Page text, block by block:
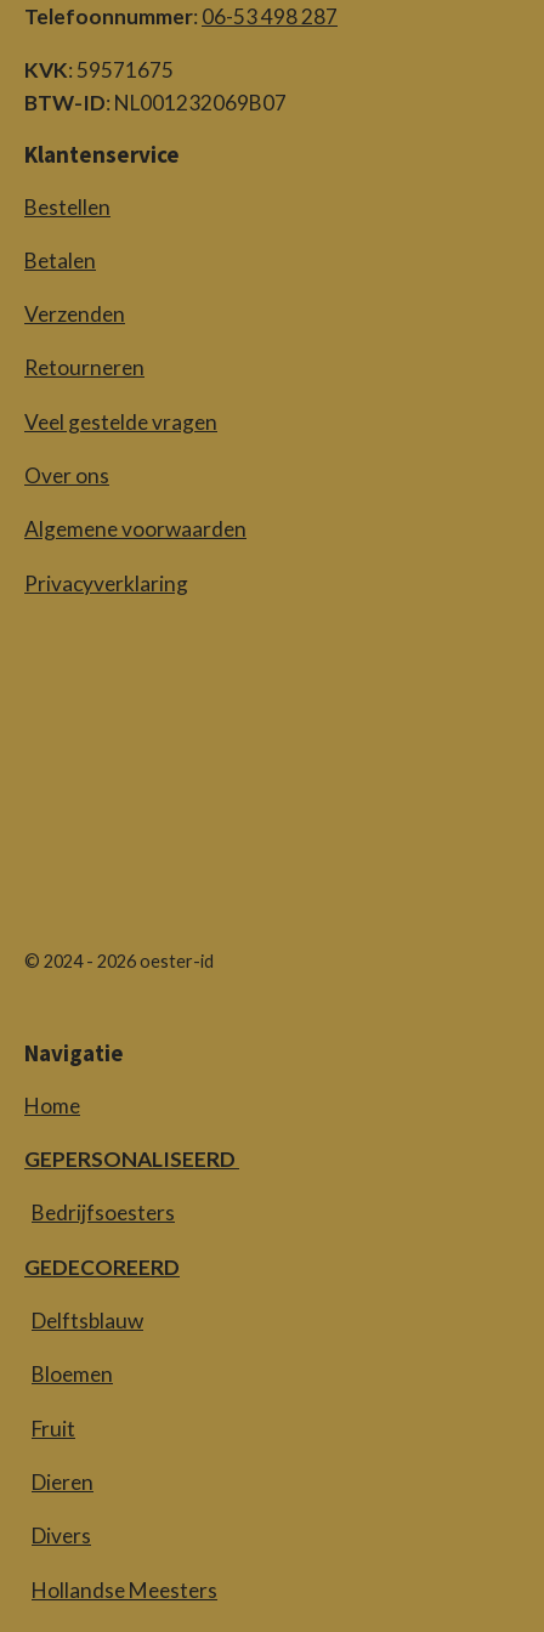
Telefoonnummer: 06-53 498 287
KVK: 59571675
BTW-ID: NL001232069B07
Klantenservice
Bestellen
Betalen
Verzenden
Retourneren
Veel gestelde vragen
Over ons
Algemene voorwaarden
Privacyverklaring
© 2024 - 2026 oester-id
Navigatie
Home
GEPERSONALISEERD
Bedrijfsoesters
GEDECOREERD
Delftsblauw
Bloemen
Fruit
Dieren
Divers
Hollandse Meesters